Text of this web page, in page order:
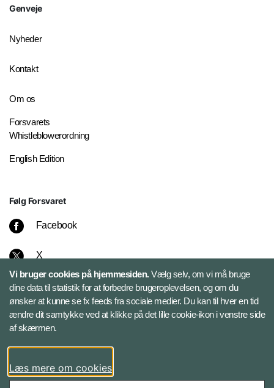
Genveje
Nyheder
Kontakt
Om os
Forsvarets
Whistleblowerordning
English Edition
Følg Forsvaret
Facebook
X
Instagram
Bluesky
LinkedIn
Vi bruger cookies på hjemmesiden.Vælg selv, om vi må bruge
dine data til statistik for at forbedre brugeroplevelsen, og om du
ønsker at kunne se fx feeds fra sociale medier. Du kan til hver en tid
ændre dit samtykke ved at klikke på det lille cookie-ikon i venstre side
af skærmen.
Læs mere om cookies